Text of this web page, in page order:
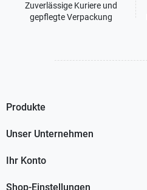
Zuverlässige Kuriere und
gepflegte Verpackung
Produkte
Unser Unternehmen
Ihr Konto
Shop-Einstellungen